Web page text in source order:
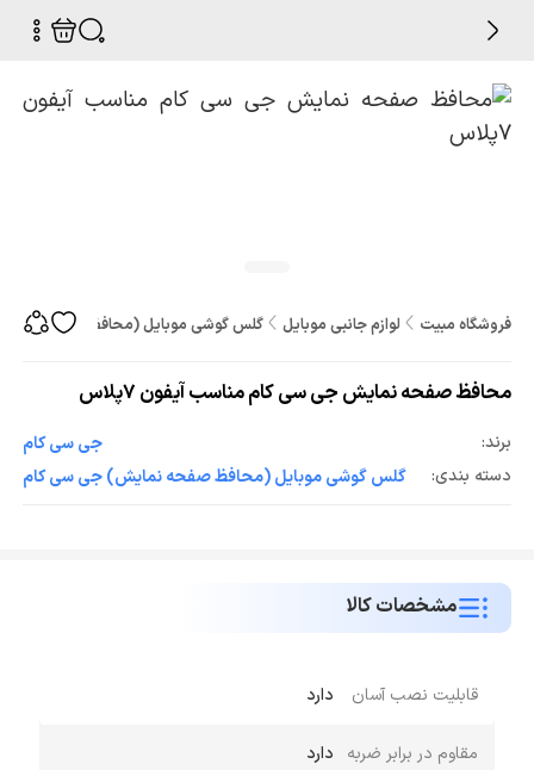
فروشگاه مبیت لوازم جانبی موبایل گلس گوشی موبایل (محافظ صفحه
محافظ صفحه نمایش جی سی کام مناسب آیفون 7پلاس
برند:
جی سی کام
دسته بندی:
گلس گوشی موبایل (محافظ صفحه نمایش) جی سی کام
مشخصات کالا
قابلیت نصب آسان دارد
مقاوم در برابر ضربه دارد